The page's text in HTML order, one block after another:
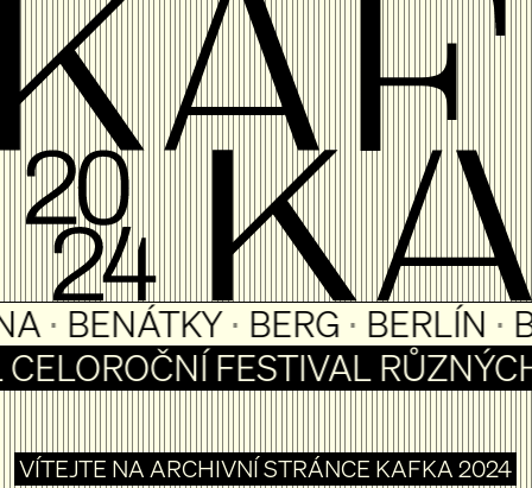
⋅BERG ⋅BERLÍN⋅
FESTIVAL RŮZNÝCH
VÍTEJTE NA ARCHIVNÍ STRÁNCE KAFKA 2024